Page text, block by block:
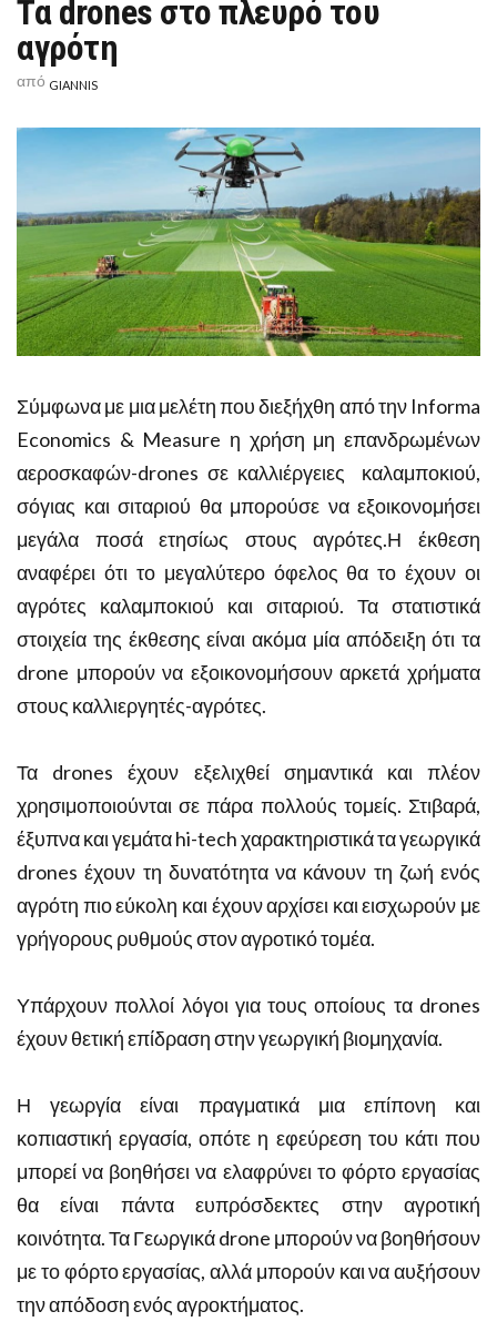
ΤΑ
DRONES
Τα drones στο πλευρό του
αγρότη
από GIANNIS
Σύμφωνα με μια μελέτη που διεξήχθη από την Informa
Economics & Measure η χρήση μη επανδρωμένων
αεροσκαφών-drones σε καλλιέργειες
καλαμποκιού,
σόγιας και σιταριού θα μπορούσε να εξοικονομήσει
μεγάλα ποσά ετησίως στους αγρότες.Η έκθεση
αναφέρει ότι το μεγαλύτερο όφελος θα το έχουν οι
αγρότες καλαμποκιού και σιταριού. Τα στατιστικά
στοιχεία της έκθεσης είναι ακόμα μία απόδειξη ότι τα
drone μπορούν να εξοικονομήσουν αρκετά χρήματα
στους καλλιεργητές-αγρότες.
Τα drones έχουν εξελιχθεί σημαντικά και πλέον
χρησιμοποιούνται σε πάρα πολλούς τομείς. Στιβαρά,
έξυπνα και γεμάτα hi-tech χαρακτηριστικά τα γεωργικά
drones έχουν τη δυνατότητα να κάνουν τη ζωή ενός
αγρότη πιο εύκολη και έχουν αρχίσει και εισχωρούν με
γρήγορους ρυθμούς στον αγροτικό τομέα.
Υπάρχουν πολλοί λόγοι για τους οποίους τα drones
έχουν θετική επίδραση στην γεωργική βιομηχανία.
Η γεωργία είναι πραγματικά μια επίπονη και
κοπιαστική εργασία, οπότε η εφεύρεση του κάτι που
μπορεί να βοηθήσει να ελαφρύνει το φόρτο εργασίας
θα είναι πάντα ευπρόσδεκτες στην αγροτική
κοινότητα. Τα Γεωργικά drone μπορούν να βοηθήσουν
με το φόρτο εργασίας, αλλά μπορούν και να αυξήσουν
την απόδοση ενός αγροκτήματος.